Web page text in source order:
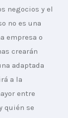
negocios y el
no es una
empresa o
crearán
adaptada
a la
entre
quién se